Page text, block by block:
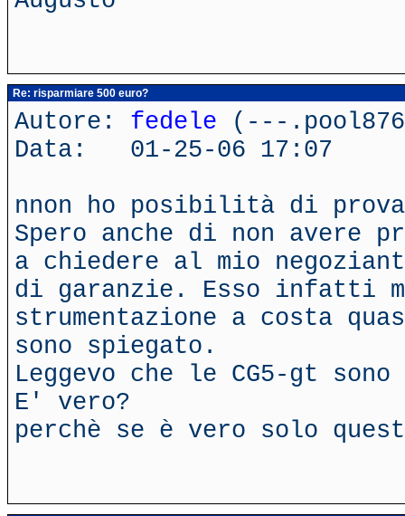
Re: risparmiare 500 euro?
Autore: fedele (---
Data: 01-25-06 17:07
nnon ho posibilità di
Spero anche di non avere
a chiedere al mio
di garanzie. Esso infatti
strumentazione a costa
sono spiegato.
Leggevo che le CG5-gt
E' vero?
perchè se è vero solo